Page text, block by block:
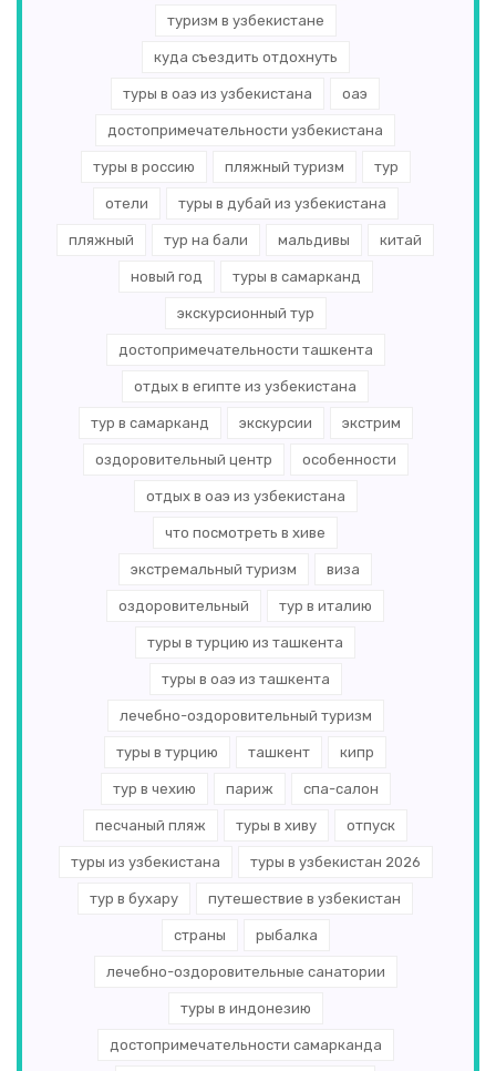
туризм в узбекистане
куда съездить отдохнуть
туры в оаэ из узбекистана оаэ
достопримечательности узбекистана
туры в россию пляжный туризм тур
отели туры в дубай из узбекистана
пляжный тур на бали мальдивы китай
новый год туры в самарканд
экскурсионный тур
достопримечательности ташкента
отдых в египте из узбекистана
тур в самарканд экскурсии экстрим
оздоровительный центр особенности
отдых в оаэ из узбекистана
что посмотреть в хиве
экстремальный туризм виза
оздоровительный тур в италию
туры в турцию из ташкента
туры в оаэ из ташкента
лечебно-оздоровительный туризм
туры в турцию ташкент кипр
тур в чехию париж спа-салон
песчаный пляж туры в хиву отпуск
туры из узбекистана туры в узбекистан 2026
тур в бухару путешествие в узбекистан
страны рыбалка
лечебно-оздоровительные санатории
туры в индонезию
достопримечательности самарканда